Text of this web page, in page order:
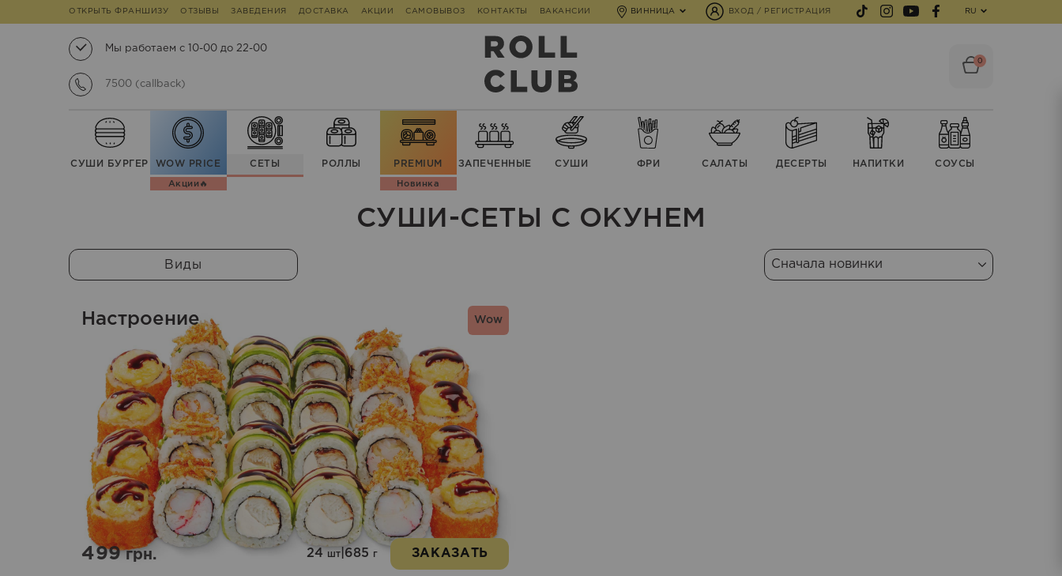
ОТКРЫТЬ ФРАНШИЗУ ОТЗЫВЫ ЗАВЕДЕНИЯ ДОСТАВКА АКЦИИ САМОВЫВОЗ КОНТАКТЫ ВАКАНСИИ ВИННИЦА ВХОД / РЕГИСТРАЦИЯ RU
Мы работаем с 10-00 до 22-00
7500 (callback)
0
СУШИ БУРГЕР WOW PRICE
Акции🔥
СЕТЫ РОЛЛЫ PREMIUM
Новинка
ЗАПЕЧЕННЫЕ СУШИ ФРИ CАЛАТЫ ДЕСЕРТЫ НАПИТКИ СОУСЫ
СУШИ-СЕТЫ С ОКУНЕМ
Виды
Wow
Настроение
499грн. 24 шт 685 г ЗАКАЗАТЬ